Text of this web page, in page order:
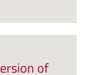
of